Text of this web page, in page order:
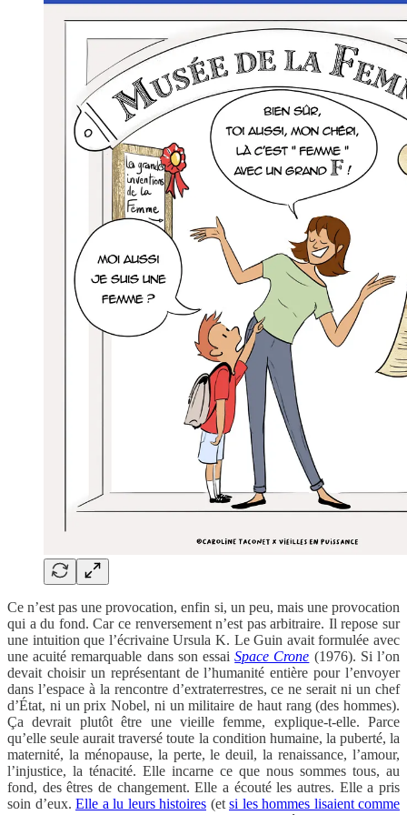
Ce n’est pas une provocation, enfin si, un peu, mais une provocation
qui a du fond. Car ce renversement n’est pas arbitraire. Il repose sur
une intuition que l’écrivaine Ursula K. Le Guin avait formulée avec
une acuité remarquable dans son essaiSpace Crone (1976). Si l’on
devait choisir un représentant de l’humanité entière pour l’envoyer
dans l’espace à la rencontre d’extraterrestres, ce ne serait ni un chef
d’État, ni un prix Nobel, ni un militaire de haut rang (des hommes).
Ça devrait plutôt être une vieille femme, explique-t-elle. Parce
qu’elle seule aurait traversé toute la condition humaine, la puberté, la
maternité, la ménopause, la perte, le deuil, la renaissance, l’amour,
l’injustice, la ténacité. Elle incarne ce que nous sommes tous, au
fond, des êtres de changement. Elle a écouté les autres. Elle a pris
soin d’eux. Elle a lu leurs histoires (et si les hommes lisaient comme